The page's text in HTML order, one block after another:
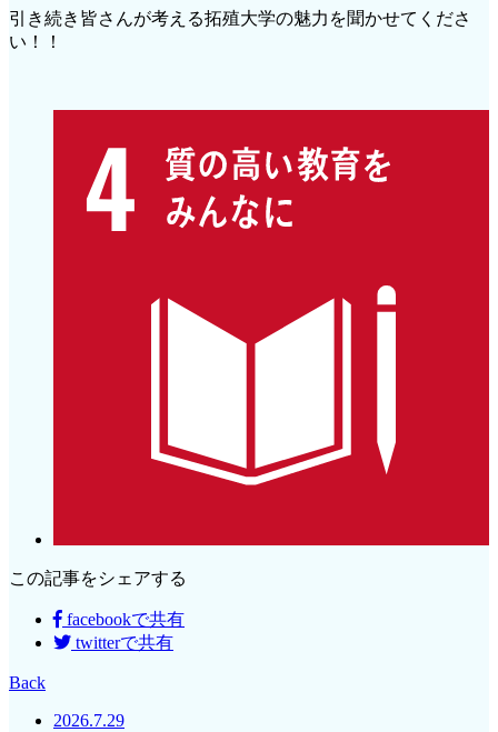
引き続き皆さんが考える拓殖大学の魅力を聞かせてくださ
い！！
この記事をシェアする
facebookで共有
twitterで共有
Back
2026.7.29